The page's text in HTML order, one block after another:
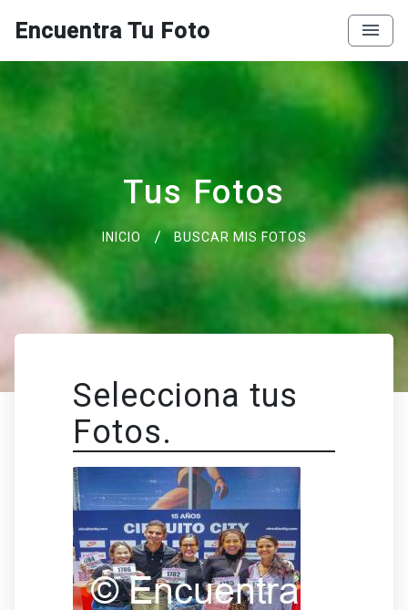
Encuentra Tu Foto
Tus Fotos
INICIO BUSCAR MIS FOTOS
Selecciona tus
Fotos.